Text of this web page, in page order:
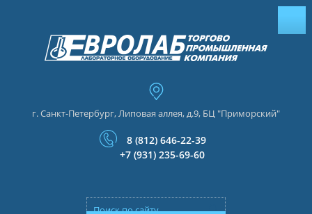
г. Санкт-Петербург, Липовая аллея, д.9, БЦ "Приморский"
8 (812) 646-22-39
+7 (931) 235-69-60